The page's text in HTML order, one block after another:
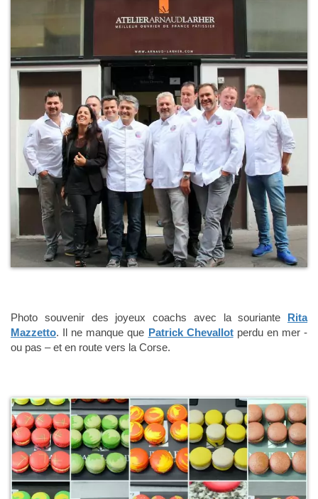
Photo souvenir des joyeux coachs avec la souriante Rita
Mazzetto. Il ne manque que Patrick Chevallotperdu en mer -
ou pas – et en route vers la Corse.